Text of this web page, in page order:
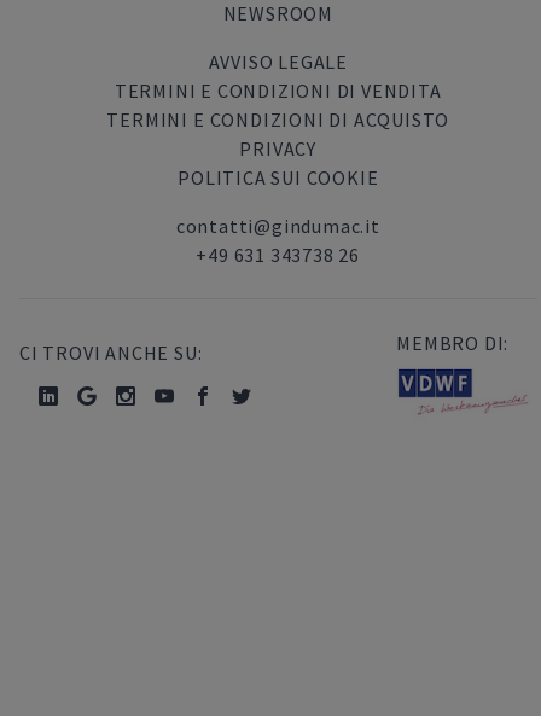
NEWSROOM
AVVISO LEGALE
TERMINI E CONDIZIONI DI VENDITA
TERMINI E CONDIZIONI DI ACQUISTO
PRIVACY
POLITICA SUI COOKIE
contatti@gindumac.it
+49 631 343738 26
CI TROVI ANCHE SU: MEMBRO DI: